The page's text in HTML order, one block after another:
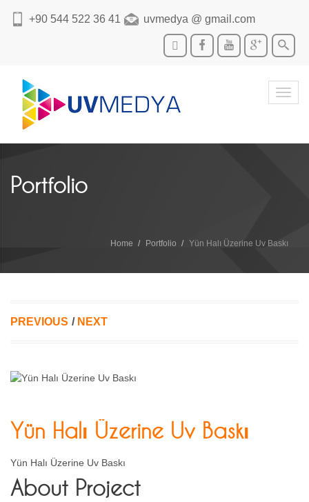
+90 544 522 36 41 uvmedya @ gmail.com
Portfolio
Home Portfolio Yün Halı Üzerine Uv Baskı
PREVIOUS / NEXT
Yün Halı Üzerine Uv Baskı
Yün Halı Üzerine Uv Baskı
About Project